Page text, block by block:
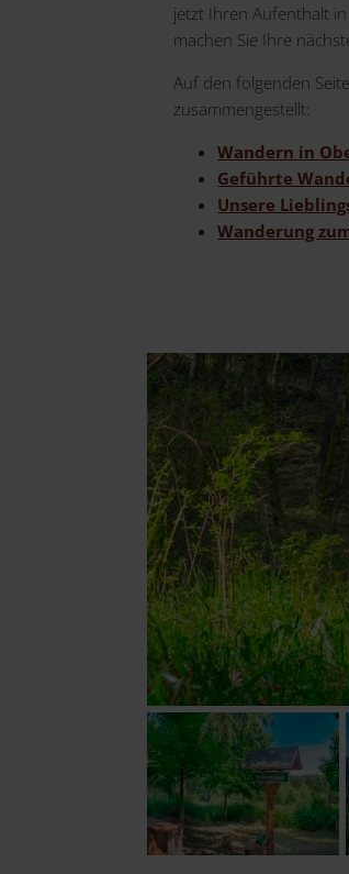
jetzt Ihren Aufenthalt in
machen Sie Ihre
Auf den folgenden
zusammengestellt:
Wandern in
Geführte
Unsere
Wanderung